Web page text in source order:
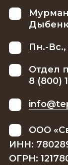
Пн.-Вс.,
Отдел
8 (800)
ООО
ИНН:
ОГРН: